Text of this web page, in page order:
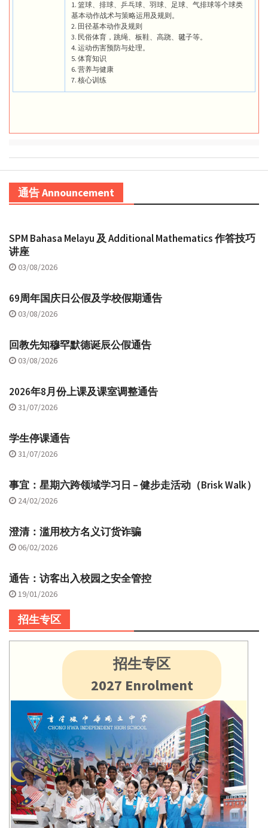
1. 篮球、排球、乒乓球、羽球、足球、气排球等个球类
基本动作战术与策略运用及规则。
2. 田径基本动作及规则
3. 民俗体育，跳绳、板鞋、高跷、毽子等。
4. 运动伤害预防与处理。
5. 体育知识
6. 营养与健康
7. 核心训练
通告 Announcement
SPM Bahasa Melayu 及 Additional Mathematics 作答技巧
讲座
03/08/2026
69周年国庆日公假及学校假期通告
03/08/2026
回教先知穆罕默德诞辰公假通告
03/08/2026
2026年8月份上课及课室调整通告
31/07/2026
学生停课通告
31/07/2026
事宜：星期六跨领域学习日 – 健步走活动（Brisk Walk）
24/02/2026
澄清：滥用校方名义订货诈骗
06/02/2026
通告：访客出入校园之安全管控
19/01/2026
招生专区
招生专区
2027 Enrolment